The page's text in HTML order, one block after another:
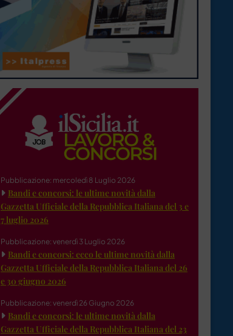
Pubblicazione: mercoledì 8 Luglio 2026
Bandi e concorsi: le ultime novità dalla
Gazzetta Ufficiale della Repubblica Italiana del 3 e
7 luglio 2026
Pubblicazione: venerdì 3 Luglio 2026
Bandi e concorsi: ecco le ultime novità dalla
Gazzetta Ufficiale della Repubblica Italiana del 26
e 30 giugno 2026
Pubblicazione: venerdì 26 Giugno 2026
Bandi e concorsi: le ultime novità dalla
Gazzetta Ufficiale della Repubblica Italiana del 23